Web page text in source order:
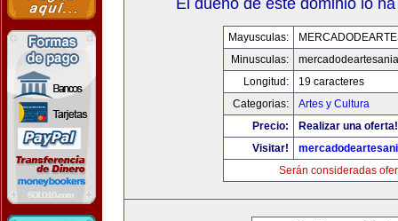
El dueño de este dominio lo
Mayusculas:
Minusculas:
Longitud:
19 caracteres
Categorias:
Artes y Cultura
Precio:
Realizar una oferta!
Visitar!
Serán consideradas